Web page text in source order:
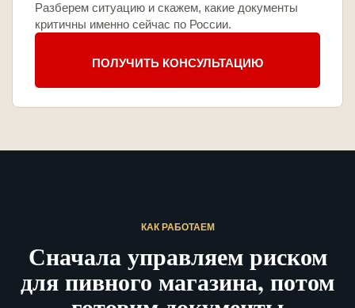
Разберем ситуацию и скажем, какие документы
критичны именно сейчас по России.
ПОЛУЧИТЬ КОНСУЛЬТАЦИЮ
КАК РАБОТАЕМ
Сначала управляем риском
для пивного магазина, потом